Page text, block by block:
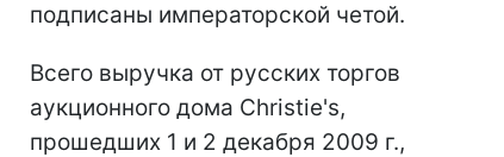
подписаны императорской четой.
Всего выручка от русских торгов
аукционного дома Christie's,
прошедших 1 и 2 декабря 2009 г.,